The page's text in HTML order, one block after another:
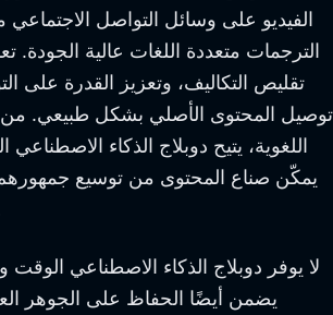
الفيديو على وسائل التواصل الاجتماعي
الترجمات متعددة اللغات عالية الجودة.
تقليص التكاليف، وتعزيز القدرة على
توصيل المحتوى الأصلي بشكل طبيعي. من
اللغوية، يتيح دوبلاج الذكاء
يمكّن صناع المحتوى من توسيع
لا يوفر دوبلاج الذكاء الاصطناعي
يضمن أيضًا الحفاظ على الجوهر